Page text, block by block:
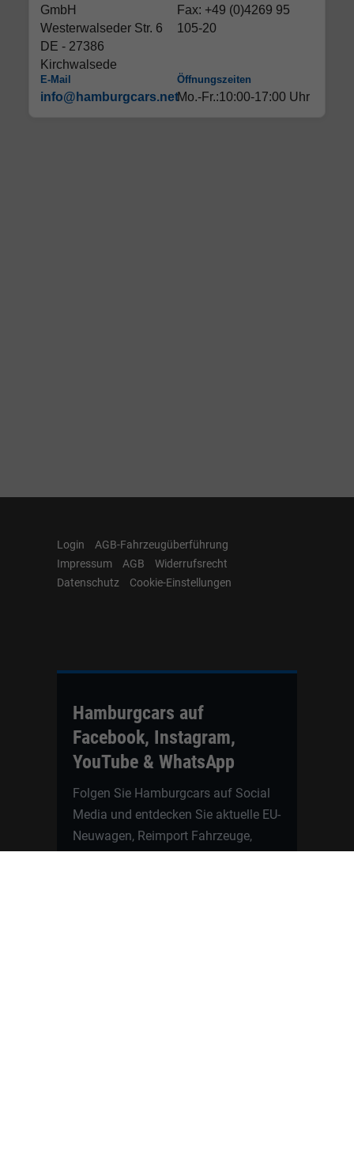
GmbH
Westerwalseder Str. 6
DE - 27386
Kirchwalsede
Fax: +49 (0)4269 95
105-20
E-Mail
info@hamburgcars.net
Öffnungszeiten
Mo.-Fr.:10:00-17:00 Uhr
Login
AGB-Fahrzeugüberführung
Impressum
AGB
Widerrufsrecht
Datenschutz
Cookie-Einstellungen
Hamburgcars auf
Facebook, Instagram,
YouTube & WhatsApp
Folgen Sie Hamburgcars auf Social
Media und entdecken Sie aktuelle EU-
Neuwagen, Reimport Fahrzeuge,